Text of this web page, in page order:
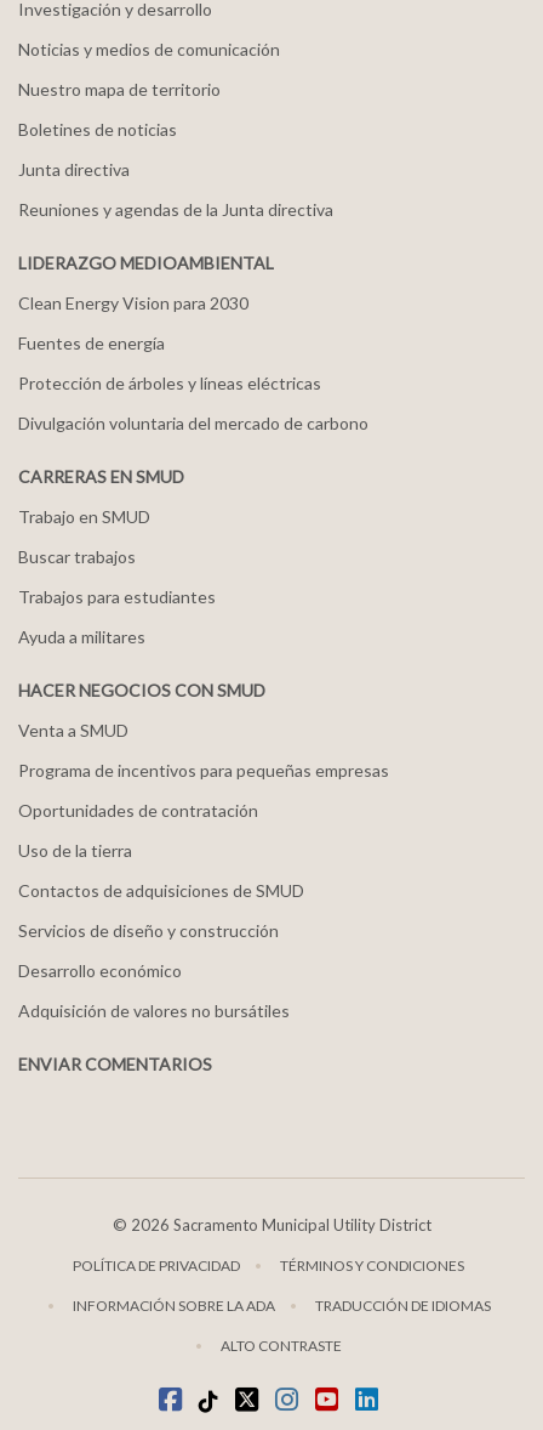
Investigación y desarrollo
Noticias y medios de comunicación
Nuestro mapa de territorio
Boletines de noticias
Junta directiva
Reuniones y agendas de la Junta directiva
LIDERAZGO MEDIOAMBIENTAL
Clean Energy Vision para 2030
Fuentes de energía
Protección de árboles y líneas eléctricas
Divulgación voluntaria del mercado de carbono
CARRERAS EN SMUD
Trabajo en SMUD
Buscar trabajos
Trabajos para estudiantes
Ayuda a militares
HACER NEGOCIOS CON SMUD
Venta a SMUD
Programa de incentivos para pequeñas empresas
Oportunidades de contratación
Uso de la tierra
Contactos de adquisiciones de SMUD
Servicios de diseño y construcción
Desarrollo económico
Adquisición de valores no bursátiles
ENVIAR COMENTARIOS
© 2026 Sacramento Municipal Utility District
POLÍTICA DE PRIVACIDAD TÉRMINOS Y CONDICIONES
INFORMACIÓN SOBRE LA ADA TRADUCCIÓN DE IDIOMAS
ALTO CONTRASTE
Facebook
TikToktwitterInstagram
youtubeLinkedIn